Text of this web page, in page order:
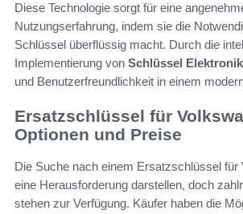
Diese Technologie sorgt für eine
Nutzungserfahrung, indem sie die
Schlüssel überflüssig macht. Durch die
Implementierung von Schlüssel Elektronik
und Benutzerfreundlichkeit in einem
Ersatzschlüssel für
Optionen und Preise
Die Suche nach einem Ersatzschlüssel für
eine Herausforderung darstellen, doch
stehen zur Verfügung. Käufer haben die